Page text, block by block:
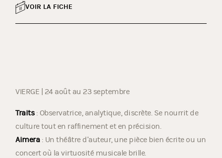
VOIR LA FICHE
VIERGE | 24 août au 23 septembre
Traits: Observatrice, analytique, discrète. Se nourrit de
culture tout en raffinement et en précision.
Aimera: Un théâtre d’auteur, une pièce bien écrite ou un
concert où la virtuosité musicale brille.